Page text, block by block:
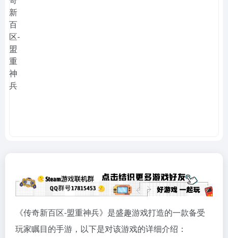
《传奇新百区-盟重神兵》是盛趣游戏打造的一款备受
玩家瞩目的手游，以下是对该游戏的详细介绍：